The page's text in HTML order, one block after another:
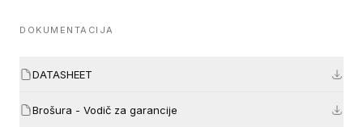
DOKUMENTACIJA
DATASHEET
Brošura - Vodič za garancije